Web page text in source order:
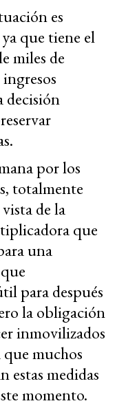
es
que tiene el
miles de
decisión
por los
totalmente
de la
que
una
para después
la obligación
inmovilizados
muchos
estas medidas
momento.